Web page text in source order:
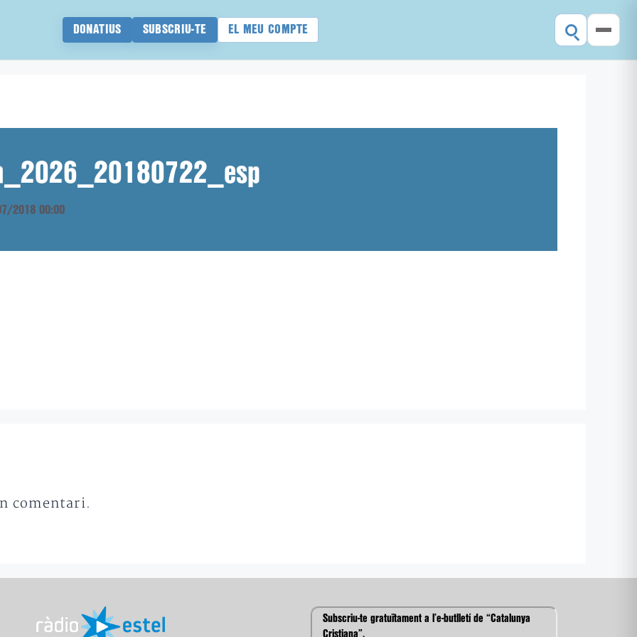
DONATIUS SUBSCRIU-TE EL MEU COMPTE
2018 00:00
comentari.
Subscriu-te gratuïtament a l’e-butlletí de “Catalunya
Cristiana”.